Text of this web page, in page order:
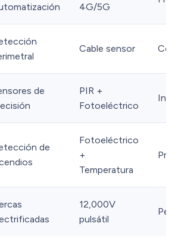
4G/5G
Cable sensor
de
PIR +
Fotoeléctrico
de
Fotoeléctrico
+
Temperatura
12,000V
pulsátil